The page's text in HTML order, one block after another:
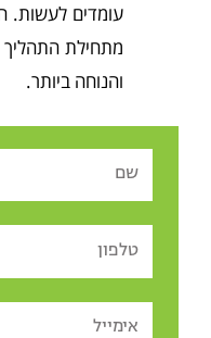
עומדים לעשות.
מתחילת
והנוחה ביותר.